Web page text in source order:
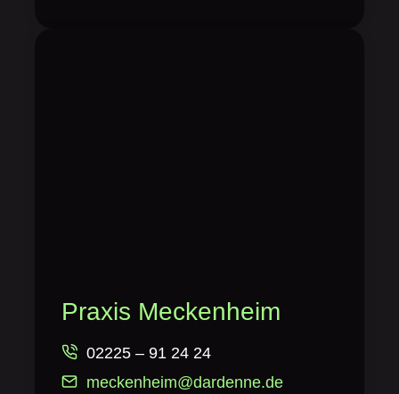
Praxis Meckenheim
02225 – 91 24 24
meckenheim@dardenne.de